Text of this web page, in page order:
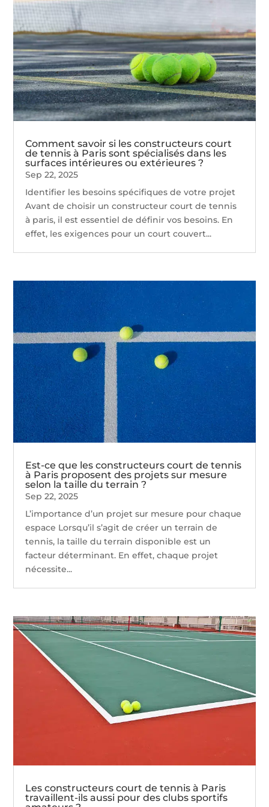
Comment savoir si les constructeurs court
de tennis à Paris sont spécialisés dans les
surfaces intérieures ou extérieures ?
Sep 22, 2025
Identifier les besoins spécifiques de votre projet
Avant de choisir un constructeur court de tennis
à paris, il est essentiel de définir vos besoins. En
effet, les exigences pour un court couvert...
Est-ce que les constructeurs court de tennis
à Paris proposent des projets sur mesure
selon la taille du terrain ?
Sep 22, 2025
L’importance d’un projet sur mesure pour chaque
espace Lorsqu’il s’agit de créer un terrain de
tennis, la taille du terrain disponible est un
facteur déterminant. En effet, chaque projet
nécessite...
Les constructeurs court de tennis à Paris
travaillent-ils aussi pour des clubs sportifs